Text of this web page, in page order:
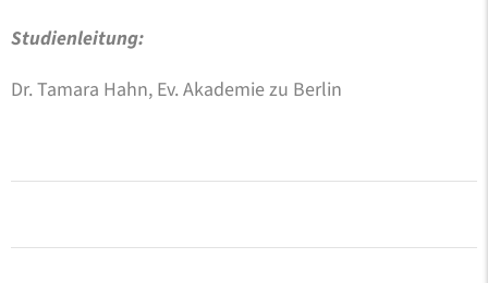
Studienleitung:
Dr. Tamara Hahn, Ev. Akademie zu Berlin